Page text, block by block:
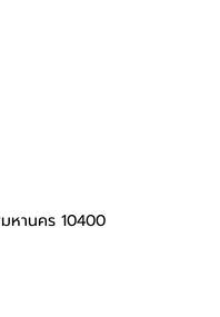
หานคร 10400